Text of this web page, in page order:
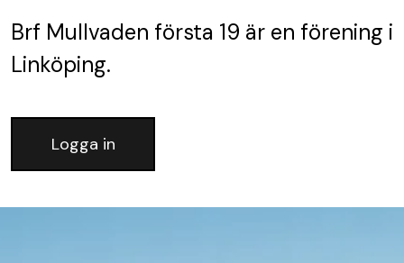
Brf Mullvaden första 19 är en förening i
Linköping.
Logga in